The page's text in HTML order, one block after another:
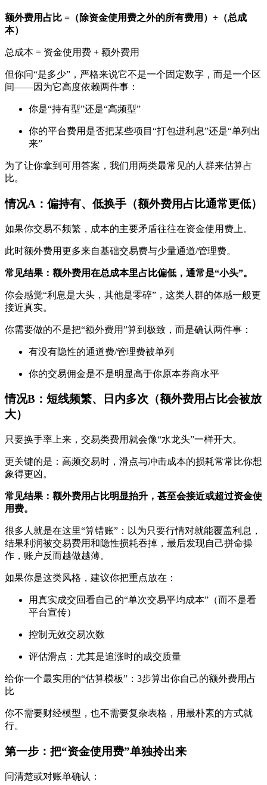
额外费用占比 =（除资金使用费之外的所有费用）÷（总成
本）
总成本 = 资金使用费 + 额外费用
但你问“是多少”，严格来说它不是一个固定数字，而是一个区
间——因为它高度依赖两件事：
你是“持有型”还是“高频型”
你的平台费用是否把某些项目“打包进利息”还是“单列出
来”
为了让你拿到可用答案，我们用两类最常见的人群来估算占
比。
情况A：偏持有、低换手（额外费用占比通常更低）
如果你交易不频繁，成本的主要矛盾往往在资金使用费上。
此时额外费用更多来自基础交易费与少量通道/管理费。
常见结果：额外费用在总成本里占比偏低，通常是“小头”。
你会感觉“利息是大头，其他是零碎”，这类人群的体感一般更
接近真实。
你需要做的不是把“额外费用”算到极致，而是确认两件事：
有没有隐性的通道费/管理费被单列
你的交易佣金是不是明显高于你原本券商水平
情况B：短线频繁、日内多次（额外费用占比会被放
大）
只要换手率上来，交易类费用就会像“水龙头”一样开大。
更关键的是：高频交易时，滑点与冲击成本的损耗常常比你想
象得更凶。
常见结果：额外费用占比明显抬升，甚至会接近或超过资金使
用费。
很多人就是在这里“算错账”：以为只要行情对就能覆盖利息，
结果利润被交易费用和隐性损耗吞掉，最后发现自己拼命操
作，账户反而越做越薄。
如果你是这类风格，建议你把重点放在：
用真实成交回看自己的“单次交易平均成本”（而不是看
平台宣传）
控制无效交易次数
评估滑点：尤其是追涨时的成交质量
给你一个最实用的“估算模板”：3步算出你自己的额外费用占
比
你不需要财经模型，也不需要复杂表格，用最朴素的方式就
行。
第一步：把“资金使用费”单独拎出来
问清楚或对账单确认：